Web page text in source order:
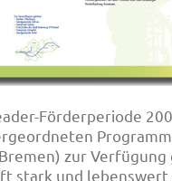
Förderperiode
zur
stark und lebenswert